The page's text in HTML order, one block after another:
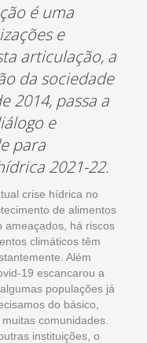
é uma
e
articulação, a
da sociedade
2014, passa a
e
para
2021-22.
crise hídrica no
de alimentos
ameaçados, há riscos
climáticos têm
Além
19 escancarou a
populações já
do básico,
comunidades.
instituições, o